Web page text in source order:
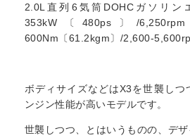
2.0L直列6気筒DOHCガソリン
353kW〔480ps〕/
600Nm〔61.2kgm〕/2,600-
ボディサイズなどはX3を世襲しつ
ンジン性能が高いモデルです。
世襲しつつ、とはいうものの、デ